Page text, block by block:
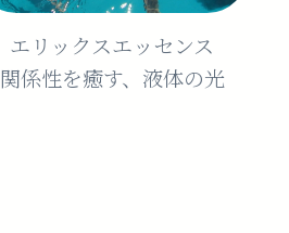
エリックスエッセンス
関係性を癒す、液体の光